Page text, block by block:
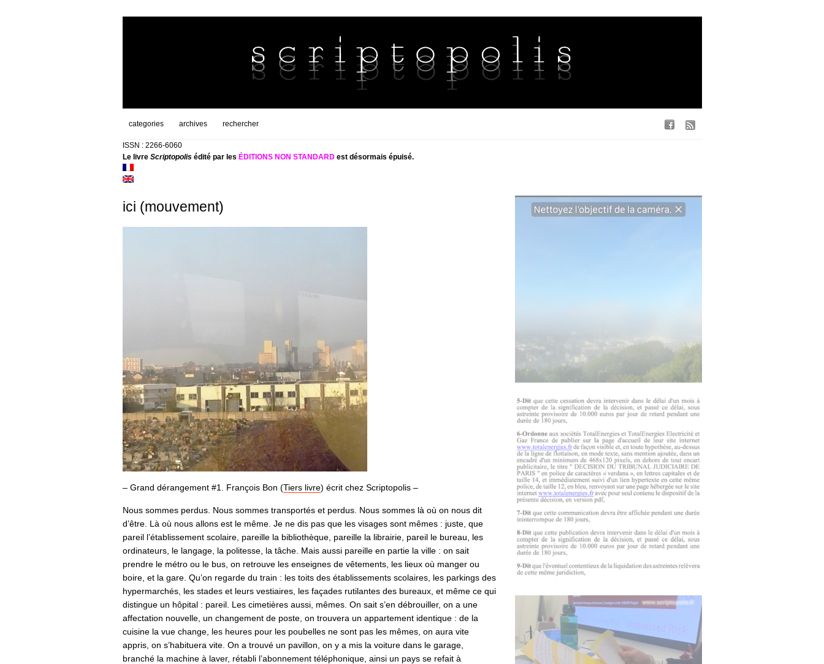
categories archives rechercher
ISSN : 2266-6060
Le livre Scriptopolisédité par les ÉDITIONS NON STANDARDest désormais épuisé.
ici (mouvement)
– Grand dérangement #1. François Bon (Tiers livre) écrit chez Scriptopolis –
Nous sommes perdus. Nous sommes transportés et perdus. Nous sommes là où on nous dit
d’être. Là où nous allons est le même. Je ne dis pas que les visages sont mêmes : juste, que
pareil l’établissement scolaire, pareille la bibliothèque, pareille la librairie, pareil le bureau, les
ordinateurs, le langage, la politesse, la tâche. Mais aussi pareille en partie la ville : on sait
prendre le métro ou le bus, on retrouve les enseignes de vêtements, les lieux où manger ou
boire, et la gare. Qu’on regarde du train : les toits des établissements scolaires, les parkings des
hypermarchés, les stades et leurs vestiaires, les façades rutilantes des bureaux, et même ce qui
distingue un hôpital : pareil. Les cimetières aussi, mêmes. On sait s’en débrouiller, on a une
affectation nouvelle, un changement de poste, on trouvera un appartement identique : de la
cuisine la vue change, les heures pour les poubelles ne sont pas les mêmes, on aura vite
appris, on s’habituera vite. On a trouvé un pavillon, on y a mis la voiture dans le garage,
branché la machine à laver, rétabli l’abonnement téléphonique, ainsi un pays se refait à